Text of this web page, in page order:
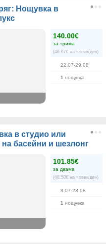
Нощувка в
140.00€
за трима
(46.67€ на човек/ден)
22.07-29.08
1 нощувка
в студио или
басейни и шезлонг
101.85€
за двама
(48.50€ на човек/ден)
8.07-23.08
1 нощувка